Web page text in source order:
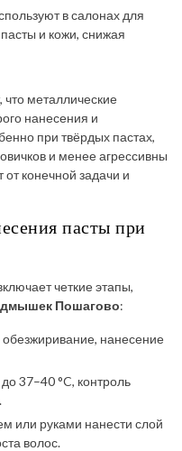
в салонах для
и кожи, снижая
металлические
нанесения и
при твёрдых пастах,
и менее агрессивны
конечной задачи и
пасты при
четкие этапы,
Пошагово:
обезжиривание, нанесение
до 37–40 °C, контроль
или руками нанести слой
волос.